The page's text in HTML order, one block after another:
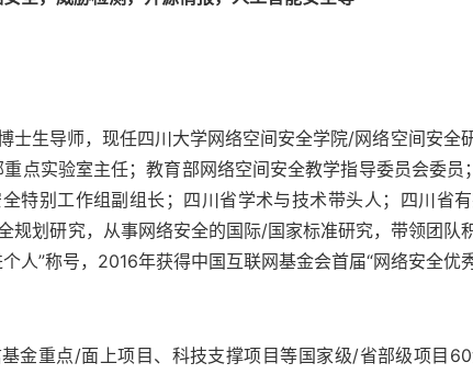
士生导师，现任四川大学网络空间安全学院/网络空间安
点实验室主任；教育部网络空间安全教学指导委员会委
特别工作组副组长；四川省学术与技术带头人；四川省
规划研究，从事网络安全的国际/国家标准研究，带领团
人”称号，2016年获得中国互联网基金会首届“网络安全优秀
金重点/面上项目、科技支撑项目等国家级/省部级项目